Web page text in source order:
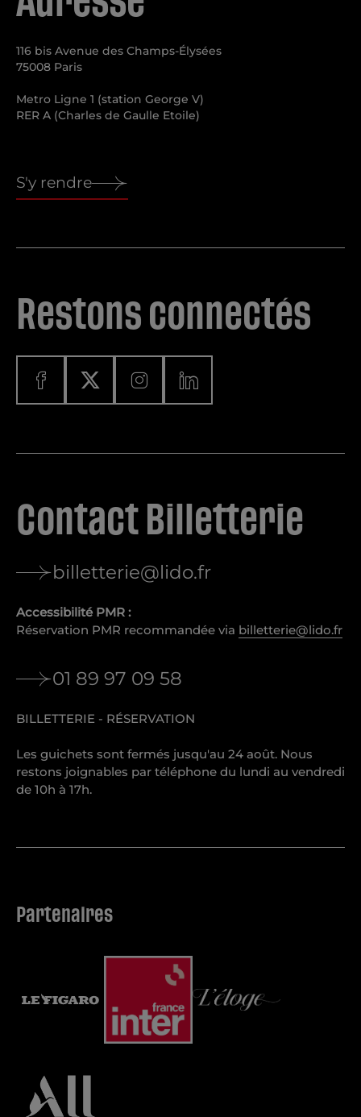
116 bis Avenue des Champs-Élysées
75008 Paris
Metro Ligne 1 (station George V)
RER A (Charles de Gaulle Etoile)
S'y rendre
Restons connectés
Contact Billetterie
billetterie@lido.fr
Accessibilité PMR :
Réservation PMR recommandée via billetterie@lido.fr
01 89 97 09 58
BILLETTERIE - RÉSERVATION
Les guichets sont fermés jusqu'au 24 août. Nous
restons joignables par téléphone du lundi au vendredi
de 10h à 17h.
Partenaires